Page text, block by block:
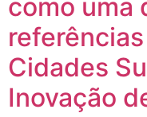
como uma
Cidades
Inovação